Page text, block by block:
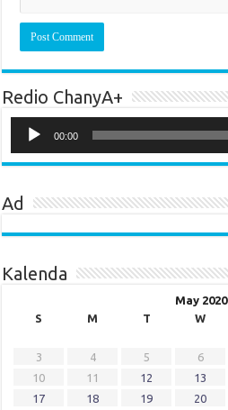
Redio ChanyA+
Player
00:00
Ad
Kalenda
May 2020
S
M T W
3
4 5 6
10
11 12 13
17
18 19 20